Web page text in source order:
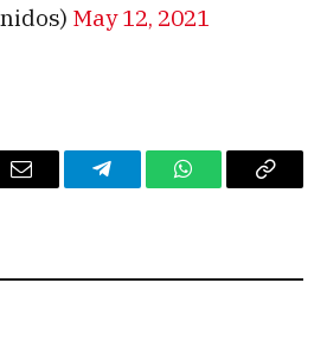
May 12, 2021
Email TelegramWhatsAppCopy